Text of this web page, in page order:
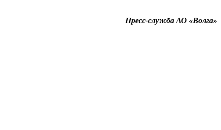
Пресс-служба АО «Волга»